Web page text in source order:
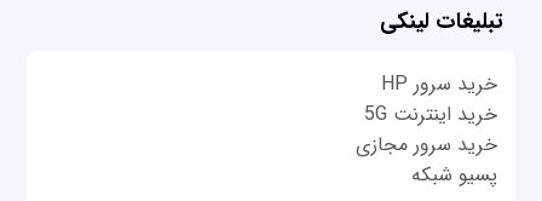
تبلیغات لینکی
خرید سرور HP
خرید اینترنت 5G
خرید سرور مجازی
پسیو شبکه